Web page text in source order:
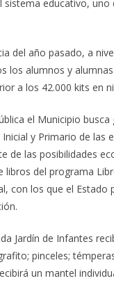
sistema educativo,
del año pasado, a
los alumnos y
a los 42.000 kits en
el Municipio
y Primario de las
de las posibilidades
libros del programa
con los que el
Jardín de Infantes
pinceles;
un mantel